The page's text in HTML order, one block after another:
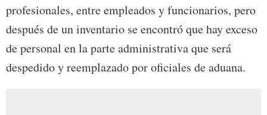
profesionales, entre empleados y funcionarios, pero
después de un inventario se encontró que hay exceso
de personal en la parte administrativa que será
despedido y reemplazado por oficiales de aduana.